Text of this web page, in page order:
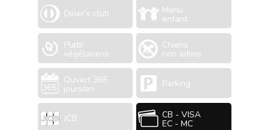
Diner's club Menu
enfant
Plats
végétariens
Chiens
non admis
Ouvert 365
jours/an Parking
JCB CB - VISA
EC - MC